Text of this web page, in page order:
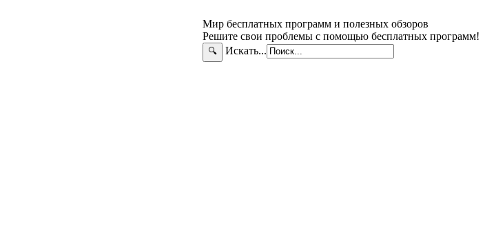
Мир бесплатных программ и полезных обзоров
Решите свои проблемы с помощью бесплатных программ!
🔍 Искать...